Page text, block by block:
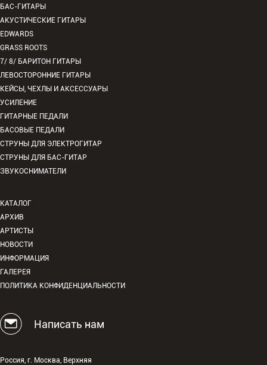
БАС-ГИТАРЫ
АКУСТИЧЕСКИЕ ГИТАРЫ
EDWARDS
GRASS ROOTS
7/ 8/ БАРИТОН ГИТАРЫ
ЛЕВОСТОРОННИЕ ГИТАРЫ
КЕЙСЫ, ЧЕХЛЫ И АКСЕССУАРЫ
УСИЛЕНИЕ
ГИТАРНЫЕ ПЕДАЛИ
БАСОВЫЕ ПЕДАЛИ
СТРУНЫ ДЛЯ ЭЛЕКТРОГИТАР
СТРУНЫ ДЛЯ БАС-ГИТАР
ЗВУКОСНИМАТЕЛИ
КАТАЛОГ
АРХИВ
АРТИСТЫ
НОВОСТИ
ИНФОРМАЦИЯ
ГАЛЕРЕЯ
ПОЛИТИКА КОНФИДЕНЦИАЛЬНОСТИ
Написать нам
Россия, г. Москва, Верхняя